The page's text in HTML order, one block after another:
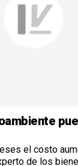
el costo
de los